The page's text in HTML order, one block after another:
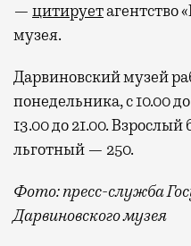
— цитируетагентство
музея.
Дарвиновский музей
понедельника, с 10.00
13.00 до 21.00.
льготный — 250.
Фото: пресс-служба
Дарвиновского музея